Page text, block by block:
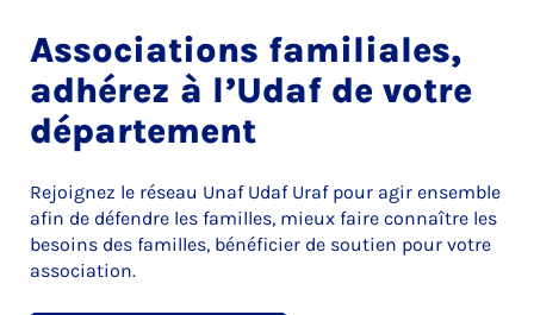
Associations familiales,
adhérez à l’Udaf de votre
département
Rejoignez le réseau Unaf Udaf Uraf pour agir ensemble
afin de défendre les familles, mieux faire connaître les
besoins des familles, bénéficier de soutien pour votre
association.